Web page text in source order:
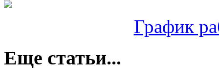
График
Еще статьи...